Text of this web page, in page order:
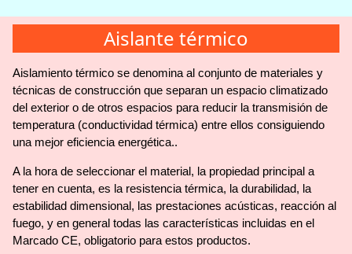
Aislante térmico
Aislamiento térmico se denomina al conjunto de materiales y
técnicas de construcción que separan un espacio climatizado
del exterior o de otros espacios para reducir la transmisión de
temperatura (conductividad térmica) entre ellos consiguiendo
una mejor eficiencia energética..
A la hora de seleccionar el material, la propiedad principal a
tener en cuenta, es la resistencia térmica, la durabilidad, la
estabilidad dimensional, las prestaciones acústicas, reacción al
fuego, y en general todas las características incluidas en el
Marcado CE, obligatorio para estos productos.